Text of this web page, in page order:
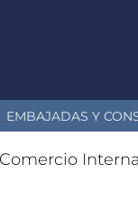
EMBAJADAS Y